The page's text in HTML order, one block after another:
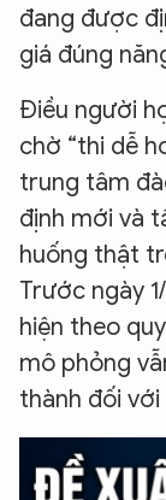
đang được
giá đúng
Điều người
chờ “thi dễ
trung tâm
định mới và
huống thật
Trước ngày
hiện theo
mô phỏng
thành đối với